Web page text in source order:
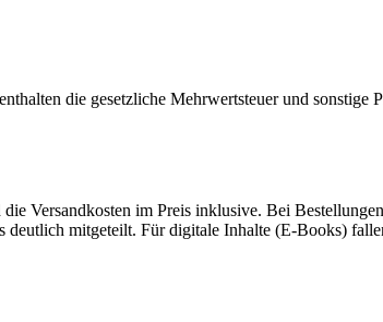
die gesetzliche Mehrwertsteuer und sonstige
Versandkosten im Preis inklusive. Bei
deutlich mitgeteilt. Für digitale Inhalte (E-Books)